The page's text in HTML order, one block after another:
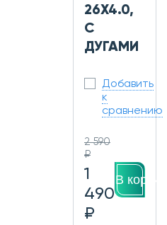
26X4.0,
С
ДУГАМИ
Добавить
к
сравнению
2 590
₽
1
490
₽
В